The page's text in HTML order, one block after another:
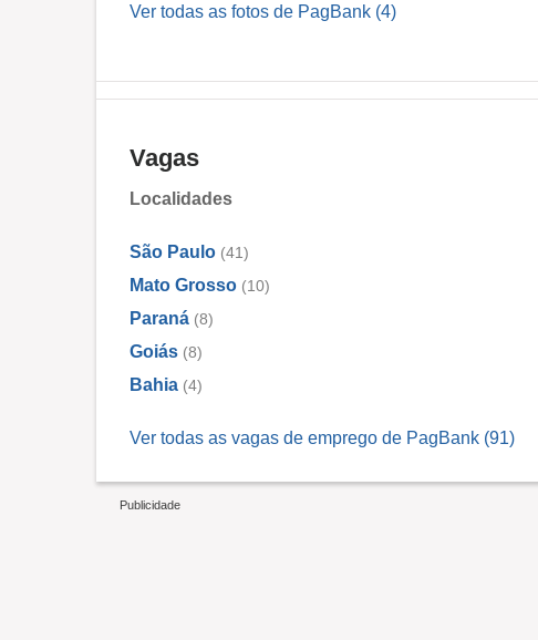
Ver todas as fotos de PagBank (4)
Vagas
Localidades
São Paulo (41)
Mato Grosso (10)
Paraná (8)
Goiás (8)
Bahia (4)
Ver todas as vagas de emprego de PagBank (91)